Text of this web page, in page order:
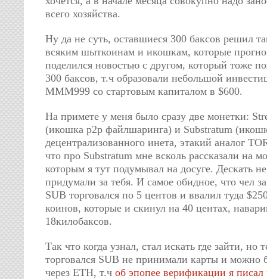
всего хозяйства.
Ну да не суть, оставшиеся 300 баксов решил
всяким шыткоинам и икошкам, которые
поделился новостью с другом, который тоже
300 баксов, т.ч образовали небольшой
МММ999 со стартовым капиталом в $600.
На примете у меня было сразу две монетки:
(икошка p2p файлшаринга) и Substratum
децентрализованного инета, этакий аналог
что про Substratum мне всколь рассказали на
которым я тут подумывал на досуге. Дескать
придумали за тебя. И самое обидное, что чел
SUB торговался по 5 центов и ввалил туда
коинов, которые и скинул на 40 центах,
18килобаксов.
Так что когда узнал, стал искать где зайти, но
торговался SUB не принимали карты и можно
через ETH, т.ч об эпопее верификации я писал